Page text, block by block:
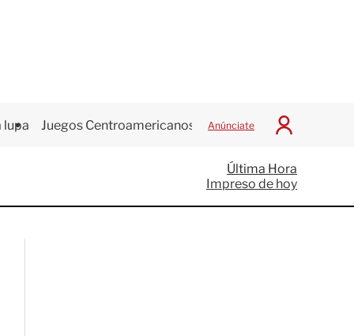
lupa Juegos Centroamericanos Anúnciate
I
c
i
a
Última Hora
Impreso de hoy